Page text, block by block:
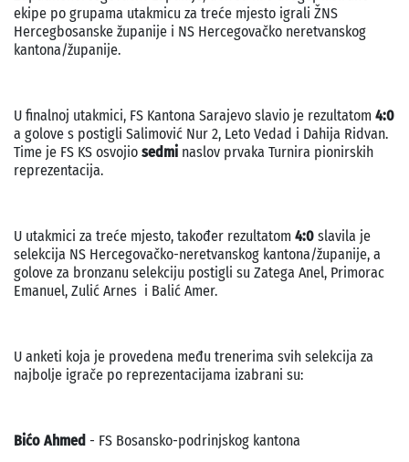
ekipe po grupama utakmicu za treće mjesto igrali ŽNS
Hercegbosanske županije i NS Hercegovačko neretvanskog
kantona/županije.
U finalnoj utakmici, FS Kantona Sarajevo slavio je rezultatom 4:0
a golove s postigli Salimović Nur 2, Leto Vedad i Dahija Ridvan.
Time je FS KS osvojio sedmi naslov prvaka Turnira pionirskih
reprezentacija.
U utakmici za treće mjesto, također rezultatom 4:0 slavila je
selekcija NS Hercegovačko-neretvanskog kantona/županije, a
golove za bronzanu selekciju postigli su Zatega Anel, Primorac
Emanuel, Zulić Arnes i Balić Amer.
U anketi koja je provedena među trenerima svih selekcija za
najbolje igrače po reprezentacijama izabrani su:
Bićo Ahmed - FS Bosansko-podrinjskog kantona